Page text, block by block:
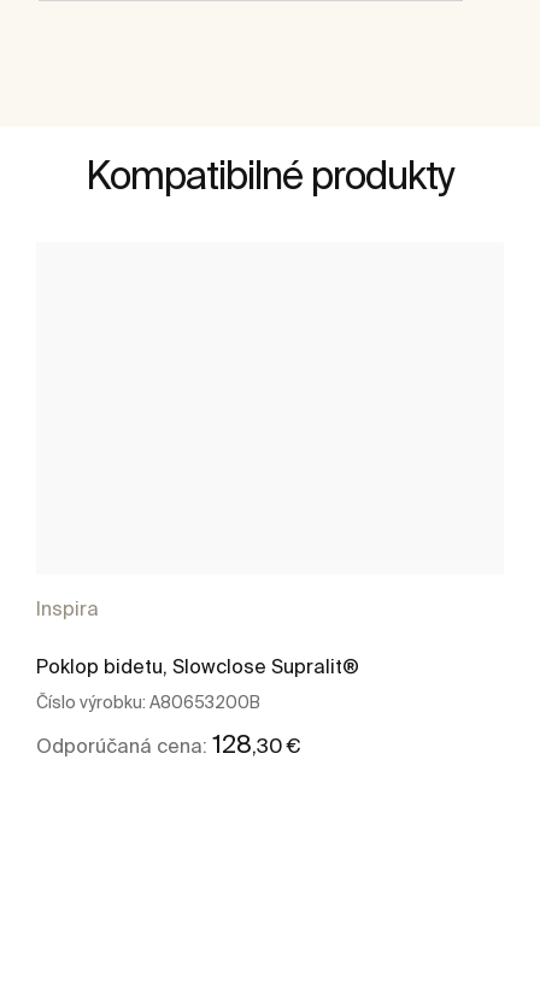
Kompatibilné produkty
Inspira
Poklop bidetu, Slowclose Supralit®
Číslo výrobku: A80653200B
Odporúčaná cena: 128,30 €